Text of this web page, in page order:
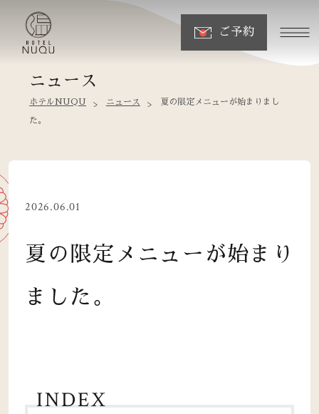
ご予約
ニュース
ホテルNUQU ニュース 夏の限定メニューが始まりまし
た。
2026.06.01
夏の限定メニューが始まり
ました。
INDEX